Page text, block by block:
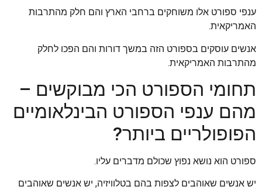
ענפי ספורט אלו משוחקים ברחבי הארץ והם חלק מהתרבות
האמריקאית.
אנשים עוסקים בספורט הזה במשך דורות והם הפכו לחלק
מהתרבות האמריקאית.
תחומי הספורט הכי מבוקשים –
מהם ענפי הספורט הבינלאומיים
הפופולריים ביותר?
ספורט הוא נושא נפוץ שכולם מדברים עליו.
יש אנשים שאוהבים לצפות בהם בטלוויזיה, יש אנשים שאוהבים